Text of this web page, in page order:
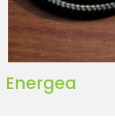
Energea